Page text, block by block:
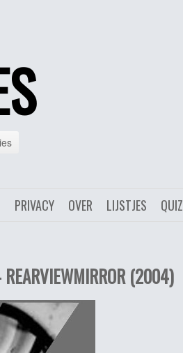
QUIZ
LIJSTJES
OVER
PRIVACY
(2004)